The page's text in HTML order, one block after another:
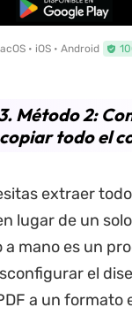
Descarga Gratuita
• iOS • Android
Método 2:
todo el
extraer
lugar de un
a mano es un
el
a un formato